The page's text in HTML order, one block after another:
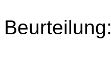
Beurteilung: